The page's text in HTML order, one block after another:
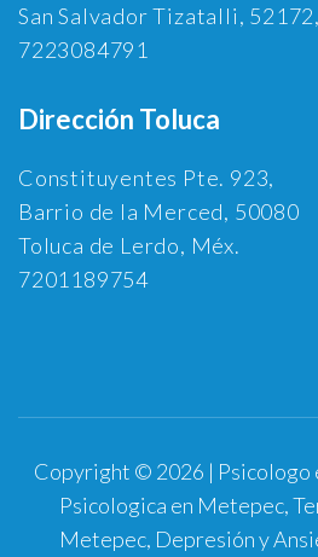
San Salvador Tizatalli, 52172,
7223084791
Dirección Toluca
Constituyentes Pte. 923,
Barrio de la Merced, 50080
Toluca de Lerdo, Méx.
7201189754
Copyright © 2026 | Psicologo
Psicologica en Metepec,
Metepec, Depresión y